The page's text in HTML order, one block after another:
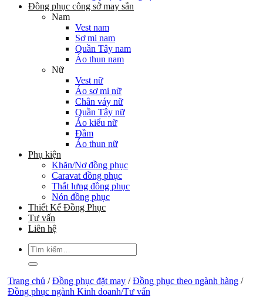
Đồng phục công sở may sẵn
Nam
Vest nam
Sơ mi nam
Quần Tây nam
Áo thun nam
Nữ
Vest nữ
Áo sơ mi nữ
Chân váy nữ
Quần Tây nữ
Áo kiểu nữ
Đầm
Áo thun nữ
Phụ kiện
Khăn/Nơ đồng phục
Caravat đồng phục
Thắt lưng đồng phục
Nón đồng phục
Thiết Kế Đồng Phục
Tư vấn
Liên hệ
Tìm
kiếm:
Trang chủ / Đồng phục đặt may / Đồng phục theo ngành hàng /
Đồng phục ngành Kinh doanh/Tư vấn